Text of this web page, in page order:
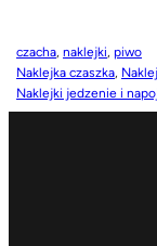
czacha, naklejki, piwo
Naklejka czaszka,
Naklejki jedzenie i